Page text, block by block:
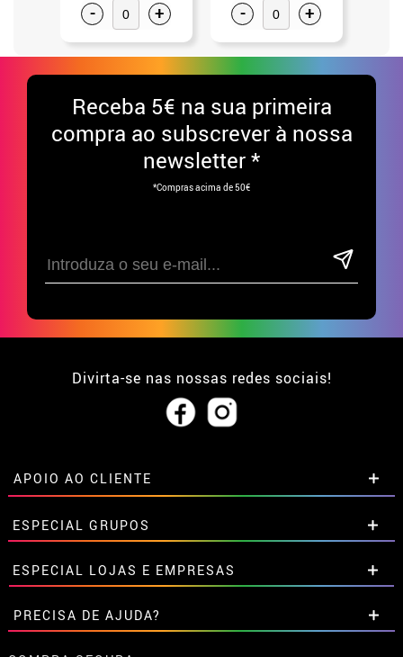
- + - +
Receba 5€ na sua primeira
compra ao subscrever à nossa
newsletter *
*Compras acima de 50€
Divirta-se nas nossas redes sociais!
APOIO AO CLIENTE
• Sobre nós
• Condições de venda
• Aviso legal ePrivacidade
• Atendimento ao cliente
• Utilização de cookies
•Configuração de cookies
ESPECIAL GRUPOS
Descontos especiais para grupos.
Entre em contato connosco aqui
ESPECIAL LOJAS E EMPRESAS
Descontos especiais para grupos.
Entre em contato connosco aqui
PRECISA DE AJUDA?